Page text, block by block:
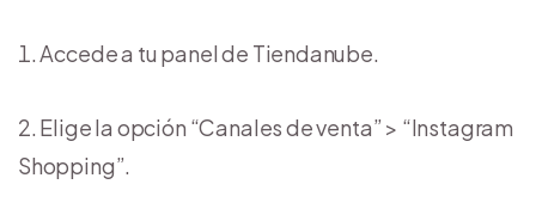
Accede a tu panel de Tiendanube.
Elige la opción “Canales de venta” > “Instagram
Shopping”.